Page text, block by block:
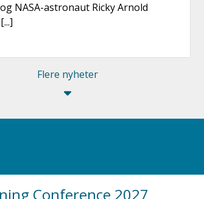
NASA-astronaut Ricky Arnold
Flere nyheter
Conference 2027